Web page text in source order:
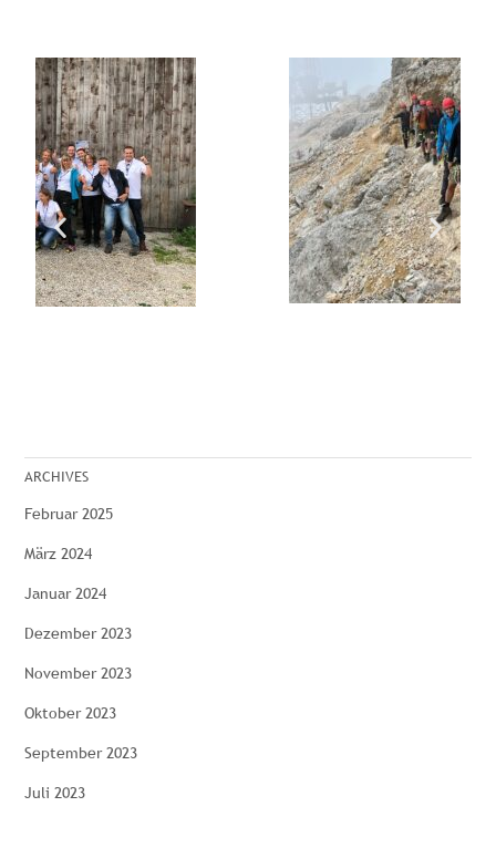
ARCHIVES
Februar 2025
März 2024
Januar 2024
Dezember 2023
November 2023
Oktober 2023
September 2023
Juli 2023